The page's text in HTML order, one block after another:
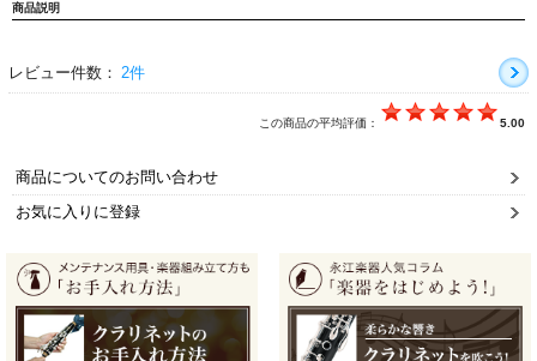
商品説明
レビュー件数： 2件
この商品の平均評価： 5.00
商品についてのお問い合わせ
お気に入りに登録